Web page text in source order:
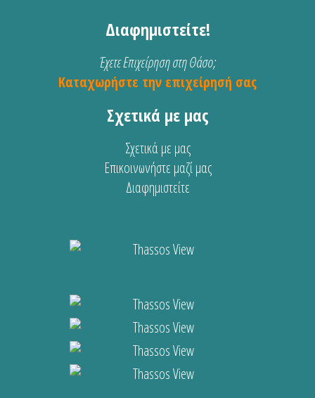
Διαφημιστείτε!
Έχετε Επιχείρηση στη Θάσο;
Καταχωρήστε την επιχείρησή σας
Σχετικά με μας
Σχετικά με μας
Επικοινωνήστε μαζί μας
Διαφημιστείτε